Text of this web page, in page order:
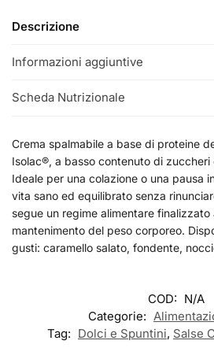
Descrizione
Informazioni aggiuntive
Scheda Nutrizionale
Crema spalmabile a base di proteine
Isolac®, a basso contenuto di zuccheri
Ideale per una colazione o una pausa
vita sano ed equilibrato senza
segue un regime alimentare
mantenimento del peso corporeo.
gusti: caramello salato, fondente,
COD: N/A
Categorie:
Tag: Dolci e Spuntini, Salse